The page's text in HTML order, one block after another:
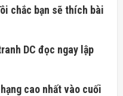
chắc bạn sẽ thích bài
DC đọc ngay lập
cao nhất vào cuối